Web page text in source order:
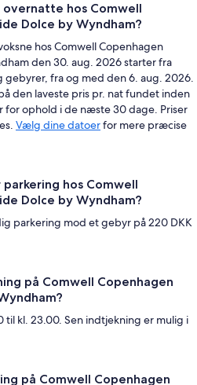
hos Comwell
Dolce by Wyndham?
hos Comwell Copenhagen
den 30. aug. 2026 starter fra
gebyrer, fra og med den 6. aug. 2026.
den laveste pris pr. nat fundet inden
for ophold i de næste 30 dage. Priser
Vælg dine datoerfor mere præcise
hos Comwell
Dolce by Wyndham?
parkering mod et gebyr på 220 DKK
på Comwell Copenhagen
til kl. 23.00. Sen indtjekning er mulig i
på Comwell Copenhagen